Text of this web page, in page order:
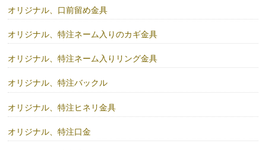
オリジナル、口前留め金具
オリジナル、特注ネーム入りのカギ金具
オリジナル、特注ネーム入りリング金具
オリジナル、特注バックル
オリジナル、特注ヒネリ金具
オリジナル、特注口金